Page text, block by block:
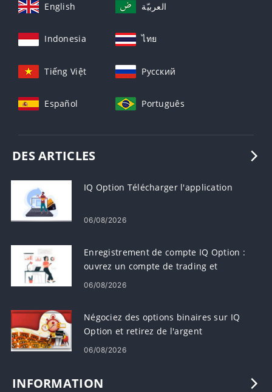
English العربيّة
Indonesia ไทย
Tiếng Việt Русский
Español Português
DES ARTICLES
IQ Option Télécharger l'application
06/08/2026
Enregistrement de compte IQ Option :
ouvrez un compte de trading et
inscrivez-vous
06/08/2026
Négociez des options binaires sur IQ
Option et retirez de l'argent
06/08/2026
INFORMATION